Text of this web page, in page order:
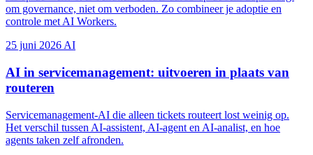
om governance, niet om verboden. Zo combineer je adoptie en
controle met AI Workers.
25 juni 2026 AI
AI in servicemanagement: uitvoeren in plaats van
routeren
Servicemanagement-AI die alleen tickets routeert lost weinig op.
Het verschil tussen AI-assistent, AI-agent en AI-analist, en hoe
agents taken zelf afronden.